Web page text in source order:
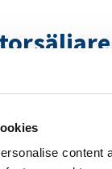
content